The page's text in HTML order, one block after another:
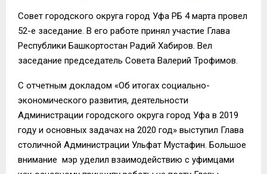
Совет городского округа город Уфа РБ 4 марта провел
52-е заседание. В его работе принял участие Глава
Республики Башкортостан Радий Хабиров. Вел
заседание председатель Совета Валерий Трофимов.
С отчетным докладом «Об итогах социально-
экономического развития, деятельности
Администрации городского округа город Уфа в 2019
году и основных задачах на 2020 год» выступил Глава
столичной Администрации Ульфат Мустафин. Большое
внимание мэр уделил взаимодействию с уфимцами